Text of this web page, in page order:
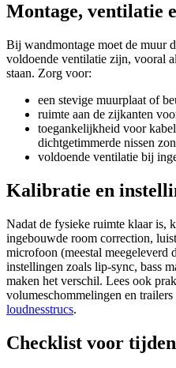
Montage, ventilatie
Bij wandmontage moet de muur
voldoende ventilatie zijn, vooral
staan. Zorg voor:
een stevige muurplaat of
ruimte aan de zijkanten
toegankelijkheid voor
dichtgetimmerde nissen
voldoende ventilatie bij
Kalibratie en
Nadat de fysieke ruimte klaar is,
ingebouwde room correction,
microfoon (meestal meegeleverd
instellingen zoals lip-sync, bass
maken het verschil. Lees ook
volumeschommelingen en trailers
loudnesstrucs.
Checklist voor